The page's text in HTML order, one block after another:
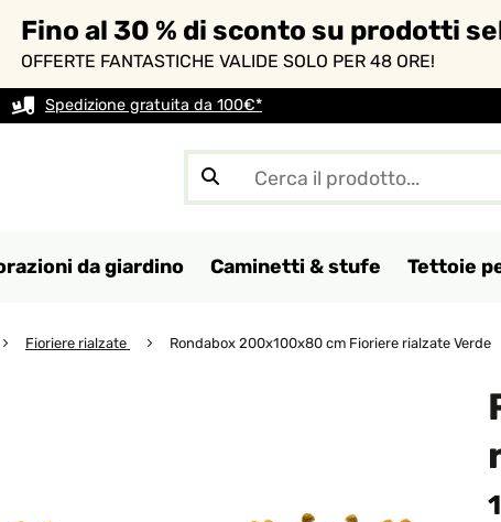
Fino al 30 % di sconto su prodotti
OFFERTE FANTASTICHE VALIDE SOLO PER 48 ORE!
Spedizione gratuita da 100€*
da giardino Caminetti & stufe Tettoie
Fioriere rialzate Rondabox 200x100x80 cm Fioriere rialzate Verde